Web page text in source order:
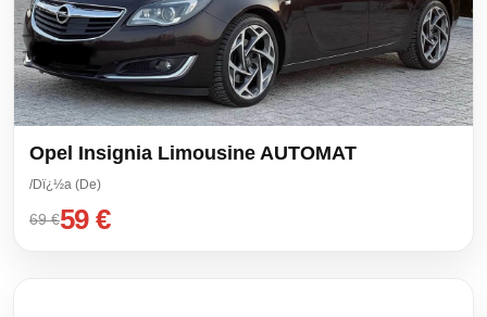
Opel Insignia Limousine AUTOMAT
/Dï¿½a (De)
69 €59 €